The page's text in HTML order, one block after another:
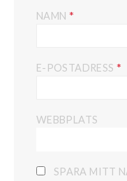
NAMN *
E-POSTADRESS *
WEBBPLATS
SPARA MITT